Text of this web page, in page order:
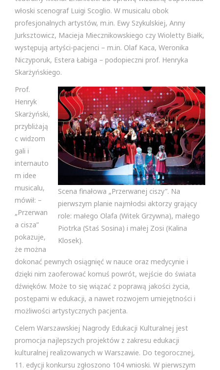
włoski scenograf Luigi Scoglio. W musicalu obok
profesjonalnych artystów, m.in. Ewy Szykulskiej, Anny
Jurksztowicz, Macieja Miecznikowskiego czy Wioletty Białk,
występują artyści-pacjenci – m.in. Olaf Kaca, Weronika
Niczyporuk, Estera Łabiga – podopieczni prof. Henryka
Skarżyńskiego.
Scena finałowa „Przerwanej ciszy”. Na
pierwszym planie najmłodsi aktorzy grający
role: małego Olafa (Witek Grzywna), małego
Piotrka (Staś Sosina) i małej Zosi (Kalina
Klosek).
Prof.
Henryk
Skarżyński,
przybliżają
c widzom
gali i
internauto
m idee
musicalu,
mówił: –
„Przerwan
a cisza”
pokazuje,
że można
dokonać pewnych osiągnięć w nauce oraz medycynie i
dzięki nim zaoferować komuś powrót, wejście do świata
dźwięków. Może to się wiązać z poprawą jakości życia,
postępami w edukacji, a nawet rozwojem umiejętności i
możliwości artystycznych pacjenta.
Celem Warszawskiej Nagrody Edukacji Kulturalnej jest
promocja najlepszych projektów z zakresu edukacji
kulturalnej realizowanych w Warszawie. Do tegorocznej,
11. edycji konkursu zgłoszono 104 wnioski. W pierwszym